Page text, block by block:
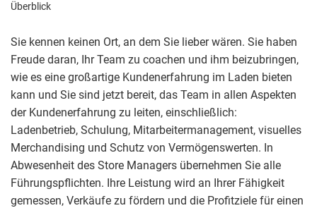
Überblick
Sie kennen keinen Ort, an dem Sie lieber wären. Sie haben
Freude daran, Ihr Team zu coachen und ihm beizubringen,
wie es eine großartige Kundenerfahrung im Laden bieten
kann und Sie sind jetzt bereit, das Team in allen Aspekten
der Kundenerfahrung zu leiten, einschließlich:
Ladenbetrieb, Schulung, Mitarbeitermanagement, visuelles
Merchandising und Schutz von Vermögenswerten. In
Abwesenheit des Store Managers übernehmen Sie alle
Führungspflichten. Ihre Leistung wird an Ihrer Fähigkeit
gemessen, Verkäufe zu fördern und die Profitziele für einen